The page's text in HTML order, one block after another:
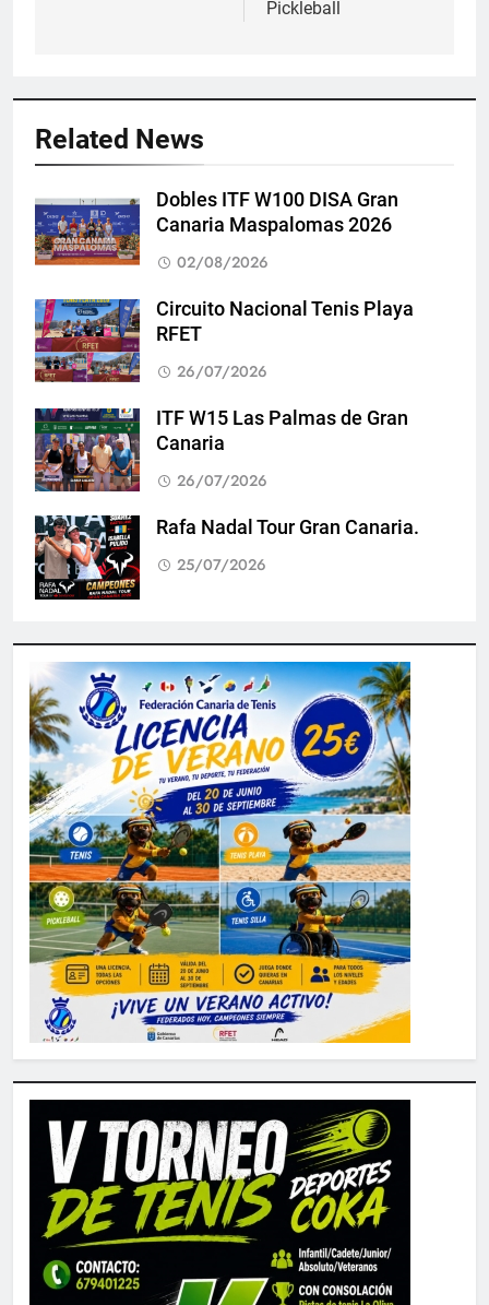
Pickleball
Related News
Dobles ITF W100 DISA Gran
Canaria Maspalomas 2026
02/08/2026
Circuito Nacional Tenis Playa
RFET
26/07/2026
ITF W15 Las Palmas de Gran
Canaria
26/07/2026
Rafa Nadal Tour Gran Canaria.
25/07/2026